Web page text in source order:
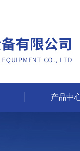
产品中